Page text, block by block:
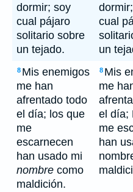
dormir; soy
cual pájaro
solitario sobre
un tejado.
cual
un
8 Mis enemigos
me han
afrentado todo
el día; los que
me
escarnecen
han usado mi
nombre como
maldición.
8 Mis
me
el día;
me
han